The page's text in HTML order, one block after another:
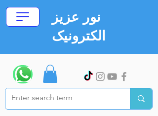
نور عزیز
الکترونیک